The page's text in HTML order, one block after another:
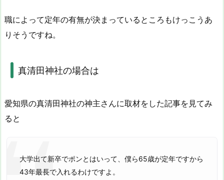
職によって定年の有無が決まっているところもけっこうあ
りそうですね。
真清田神社の場合は
愛知県の真清田神社の神主さんに取材をした記事を見てみ
ると
大学出て新卒でポンとはいって、僕ら65歳が定年ですから
43年最長で入れるわけですよ。